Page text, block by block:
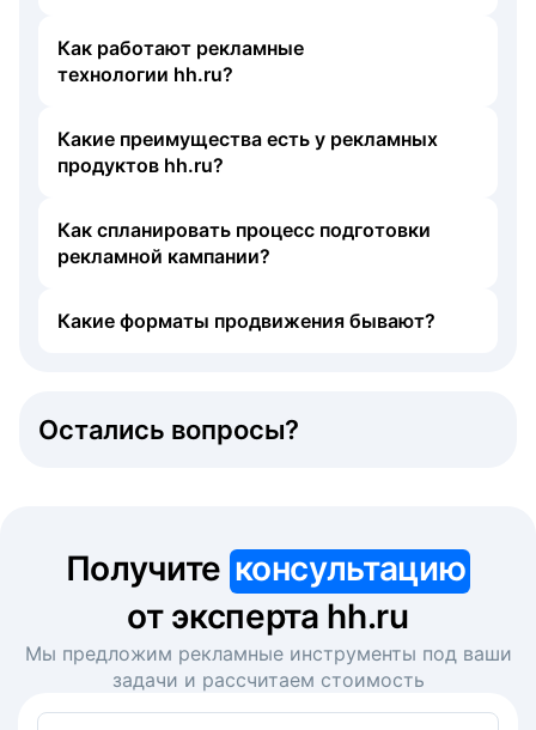
Как работают рекламные
технологии hh.ru?
Какие преимущества есть у рекламных
продуктов hh.ru?
Как спланировать процесс подготовки
рекламной кампании?
Какие форматы продвижения бывают?
Остались вопросы?
Получите консультацию
от эксперта hh.ru
Мы предложим рекламные инструменты под ваши
задачи и рассчитаем стоимость